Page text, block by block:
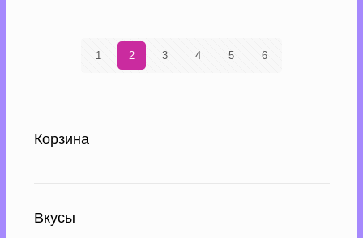
1 2 3 4 5 6
Корзина
Вкусы